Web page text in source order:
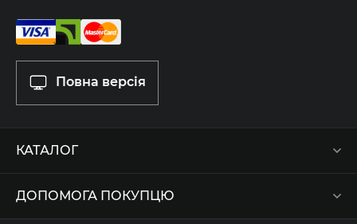
Повна версія
КАТАЛОГ
ДОПОМОГА ПОКУПЦЮ